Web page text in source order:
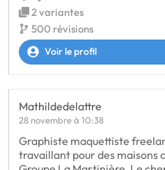
2 variantes
500 révisions
Voir le profil
Mathildedelattre
28 novembre à 10:38
Graphiste maquettiste
travaillant pour des maisons